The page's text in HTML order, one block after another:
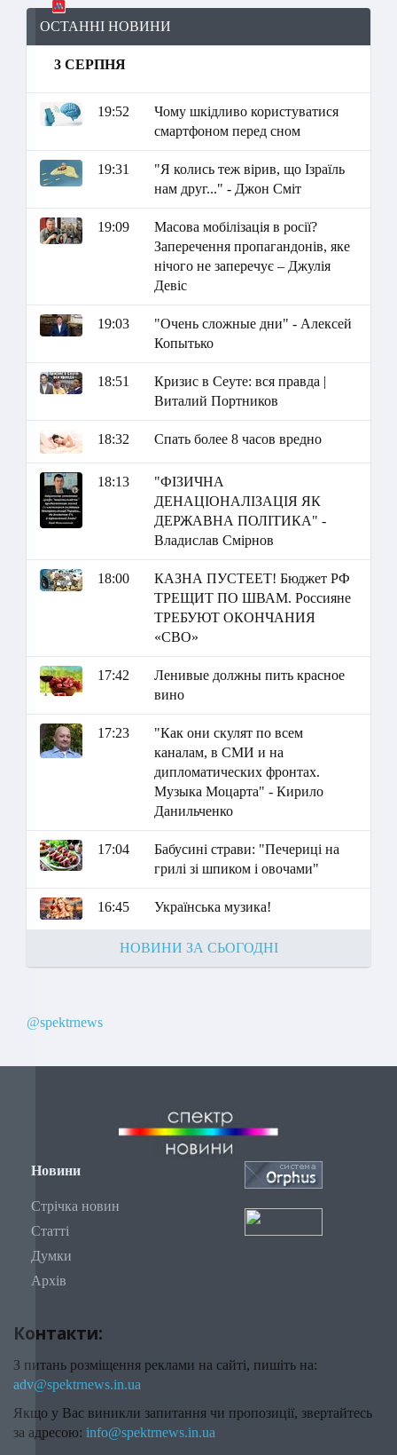
ОСТАННІ НОВИНИ
3 СЕРПНЯ
19:52
Чому шкідливо користуватися
смартфоном перед сном
19:31
"Я колись теж вірив, що Ізраїль
нам друг..." - Джон Сміт
19:09
Масова мобілізація в росії?
Заперечення пропагандонів, яке
нічого не заперечує – Джулія
Девіс
19:03
"Очень сложные дни" - Алексей
Копытько
18:51
Кризис в Сеуте: вся правда |
Виталий Портников
18:32 Спать более 8 часов вредно
18:13
"ФІЗИЧНА
ДЕНАЦІОНАЛІЗАЦІЯ ЯК
ДЕРЖАВНА ПОЛІТИКА" -
Владислав Смірнов
18:00
КАЗНА ПУСТЕЕТ! Бюджет РФ
ТРЕЩИТ ПО ШВАМ. Россияне
ТРЕБУЮТ ОКОНЧАНИЯ
«СВО»
17:42
Ленивые должны пить красное
вино
17:23
"Как они скулят по всем
каналам, в СМИ и на
дипломатических фронтах.
Музыка Моцарта" - Кирило
Данильченко
17:04
Бабусині страви: "Печериці на
грилі зі шпиком і овочами"
16:45 Українська музика!
НОВИНИ ЗА СЬОГОДНІ
@spektrnews
Новини
Стрічка новин
Статті
Думки
Архів
Контакти:
З питань розміщення реклами на сайті, пишіть на:
adv@spektrnews.in.ua
Якщо у Вас виникли запитання чи пропозиції, звертайтесь
за адресою: info@spektrnews.in.ua